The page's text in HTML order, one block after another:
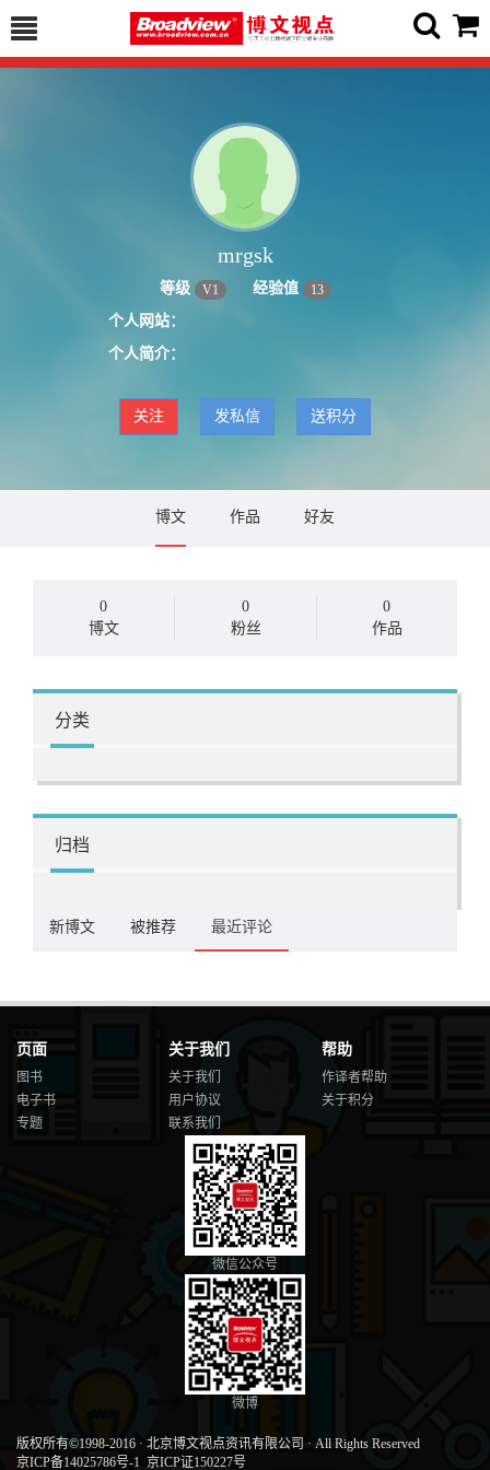
mrgsk
等级 V1 经验值 13
个人网站：
个人简介：
关注 发私信 送积分
博文 作品 好友
0
博文
0
粉丝
0
作品
分类
归档
新博文 被推荐 最近评论
页面
图书
电子书
专题
关于我们
关于我们
用户协议
联系我们
帮助
作译者帮助
关于积分
微信公众号
微博
版权所有©1998-2016 · 北京博文视点资讯有限公司 · All Rights Reserved
京ICP备14025786号-1 京ICP证150227号